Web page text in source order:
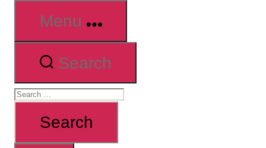
Menu
Search
Search